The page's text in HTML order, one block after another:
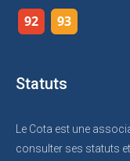
92 93
Statuts
Le Cota est une
consulter ses statuts